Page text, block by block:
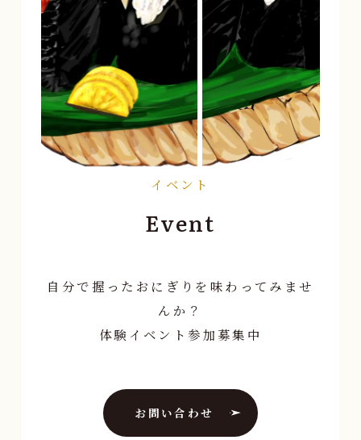
イベント
Event
自分で握ったおにぎりを味わってみませ
んか？
体験イベント参加募集中
お問い合わせ